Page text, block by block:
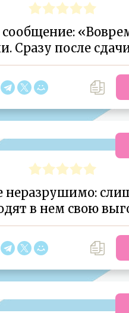
Сразу после
неразрушимо:
в нем свою